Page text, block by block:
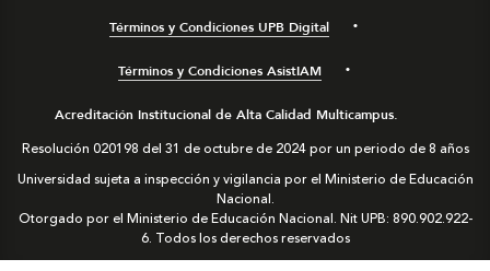
Términos y Condiciones UPB Digital
Términos y Condiciones AsistIAM
Acreditación Institucional de Alta Calidad Multicampus.
Resolución 020198 del 31 de octubre de 2024 por un periodo de 8 años
Universidad sujeta a inspección y vigilancia por el Ministerio de Educación
Nacional.
Otorgado por el Ministerio de Educación Nacional. Nit UPB: 890.902.922-
6. Todos los derechos reservados